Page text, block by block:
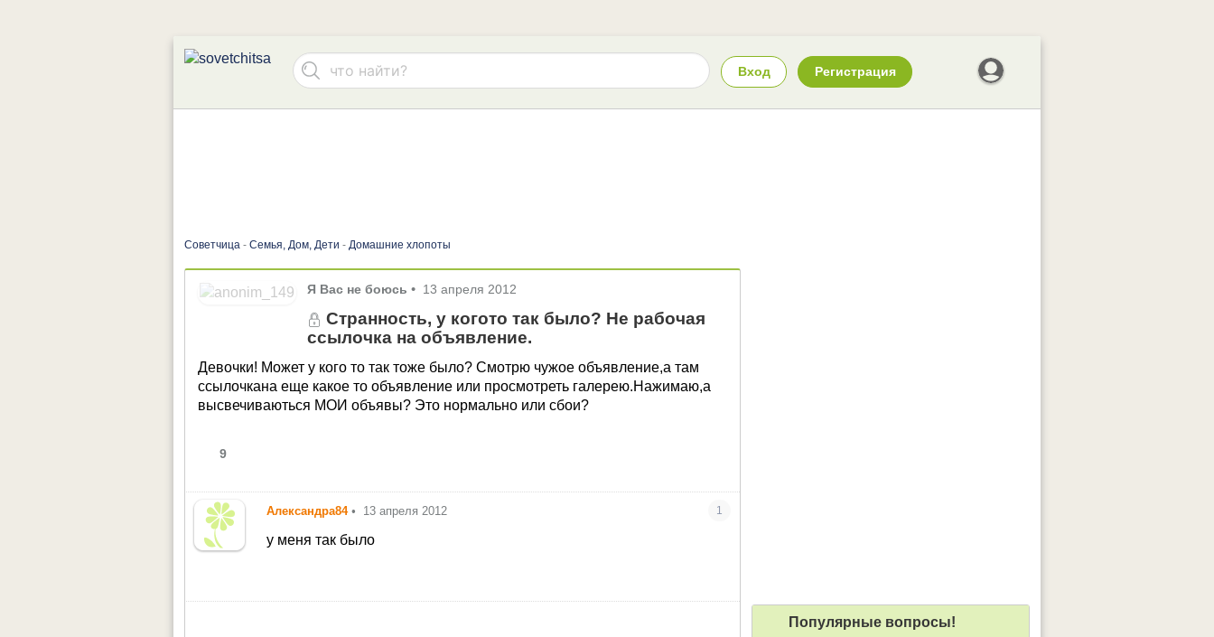
Вход Регистрация
Советчица - Семья, Дом, Дети - Домашние хлопоты
Я Вас не боюсь • 13 апреля 2012
Странность, у когото так было? Не рабочая
ссылочка на объявление.
Девочки! Может у кого то так тоже было? Смотрю чужое объявление,а там
ссылочкана еще какое то объявление или просмотреть галерею.Нажимаю,а
высвечиваються МОИ объявы? Это нормально или сбои?
9
Александра84 • 13 апреля 2012 1
у меня так было
Популярные вопросы!